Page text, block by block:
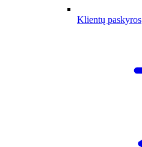
Klientų paskyros